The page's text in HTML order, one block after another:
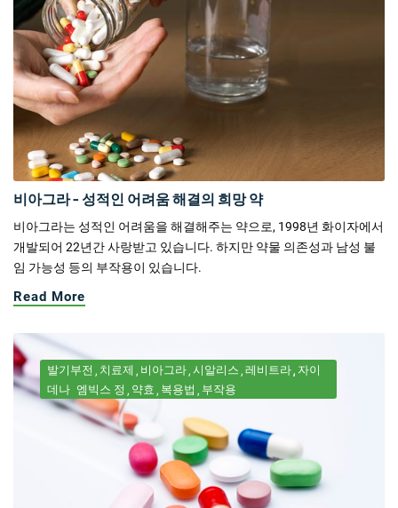
비아그라 - 성적인 어려움 해결의 희망 약
비아그라는 성적인 어려움을 해결해주는 약으로, 1998년 화이자에서
개발되어 22년간 사랑받고 있습니다. 하지만 약물 의존성과 남성 불
임 가능성 등의 부작용이 있습니다.
Read More
발기부전 치료제 비아그라 시알리스 레비트라 자이
데나 엠빅스 정 약효 복용법 부작용